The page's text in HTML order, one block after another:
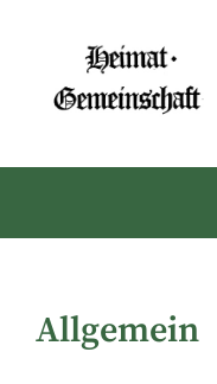
springen
Allgemein